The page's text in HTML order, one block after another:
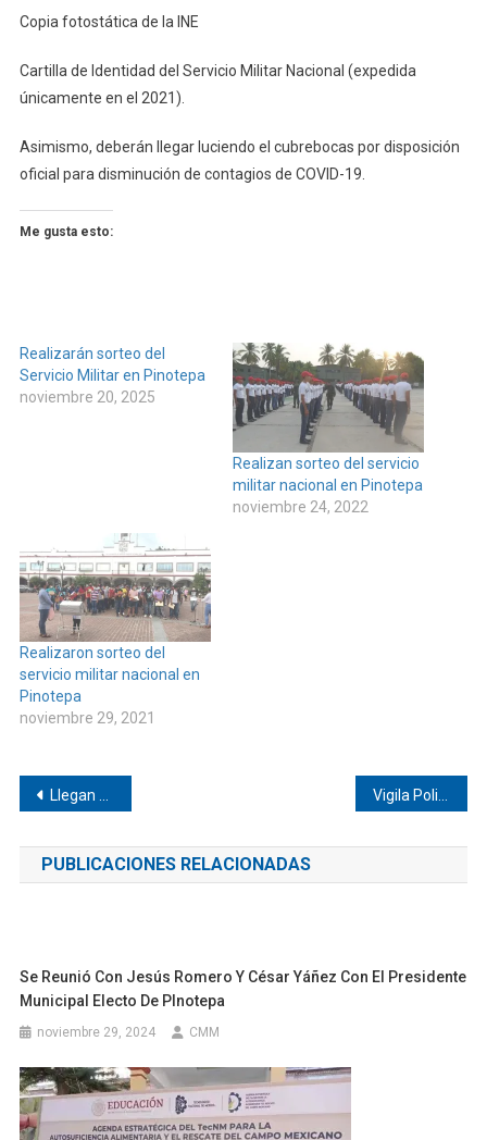
Copia fotostática de la INE
Cartilla de Identidad del Servicio Militar Nacional (expedida
únicamente en el 2021).
Asimismo, deberán llegar luciendo el cubrebocas por disposición
oficial para disminución de contagios de COVID-19.
Me gusta esto:
Realizarán sorteo del
Servicio Militar en Pinotepa
noviembre 20, 2025
Realizan sorteo del servicio
militar nacional en Pinotepa
noviembre 24, 2022
Realizaron sorteo del
servicio militar nacional en
Pinotepa
noviembre 29, 2021
Navegación
de
entradas
Llegan vacunas anti COVID-19 para adolescentes a Pinotepa Vigila Policia Estatal a los Jicayanes
PUBLICACIONES RELACIONADAS
Se Reunió Con Jesús Romero Y César Yáñez Con El Presidente
Municipal Electo De PInotepa
noviembre 29, 2024 CMM